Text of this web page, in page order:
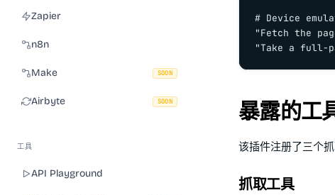
Zapier
n8n
Make SOON
Airbyte SOON
工具
API Playground
# Device
"Fetch the
"Take a full-
暴露的工
该插件注册了三个
抓取工具